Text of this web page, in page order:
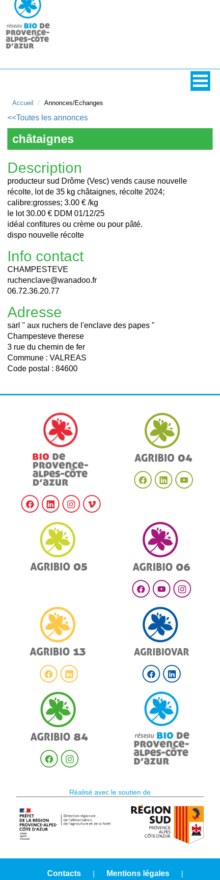
Accueil Annonces/Echanges
<<Toutes les annonces
châtaignes
Description
producteur sud Drôme (Vesc) vends cause nouvelle
récolte, lot de 35 kg châtaignes, récolte 2024;
calibre:grosses; 3.00 € /kg
le lot 30.00 € DDM 01/12/25
idéal confitures ou crème ou pour pâté.
dispo nouvelle récolte
Info contact
CHAMPESTEVE
ruchenclave@wanadoo.fr
06.72.36.20.77
Adresse
sarl " aux ruchers de l'enclave des papes "
Champesteve therese
3 rue du chemin de fer
Commune : VALREAS
Code postal : 84600
Réalisé avec le soutien de
Contacts | Mentions légales
|